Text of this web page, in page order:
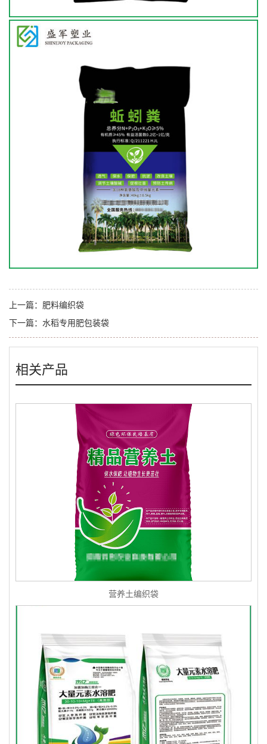
上一篇： 肥料编织袋
下一篇： 水稻专用肥包装袋
相关产品
营养土编织袋